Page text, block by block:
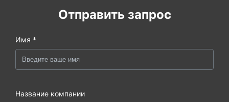
Отправить запрос
Имя *
Название компании